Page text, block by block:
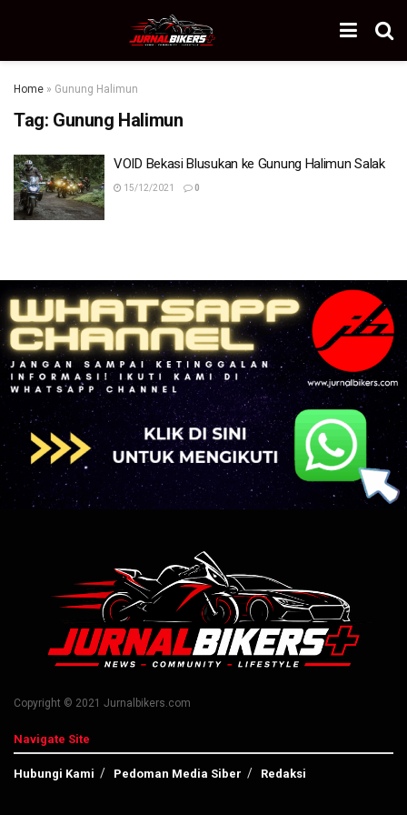
Home » Gunung Halimun
Tag: Gunung Halimun
VOID Bekasi Blusukan ke Gunung Halimun Salak
15/12/2021 0
Copyright © 2021 Jurnalbikers.com
Navigate Site
Hubungi Kami Pedoman Media Siber Redaksi